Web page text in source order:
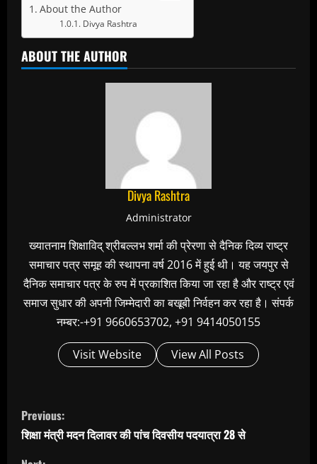
About the Author
Divya Rashtra
ABOUT THE AUTHOR
Divya Rashtra
Administrator
ख्यातनाम शिक्षाविद् श्रीबल्लभ शर्मा की प्रेरणा से दैनिक दिव्य राष्ट्र
समाचार पत्र समूह की स्थापना वर्ष 2016 में हुई थी। यह जयपुर से
दैनिक समाचार पत्र के रुप में प्रकाशित किया जा रहा है और राष्ट्र एवं
समाज सुधार की अपनी जिम्मेदारी का बखूबी निर्वहन कर रहा है। संपर्क
नम्बर:-+91 9660653702, +91 9414050155
Visit Website View All Posts
C
o
n
Previous:
शिक्षा मंत्री मदन दिलावर की पांच दिवसीय पदयात्रा 28 से